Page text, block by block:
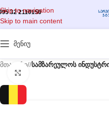
Skip to navigation
Skip to main content
32 2110150
მენიუ
მთავარი/ სამზარეულოს